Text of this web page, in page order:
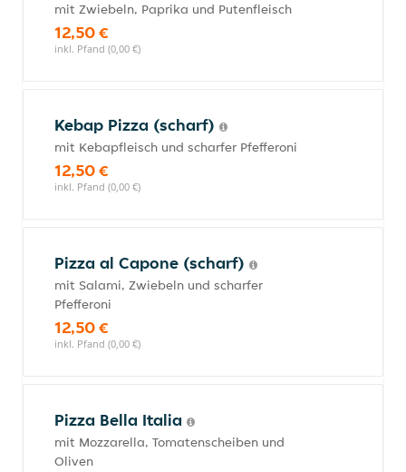
mit Zwiebeln, Paprika und Putenfleisch
12,50 €
inkl. Pfand (0,00 €)
Kebap Pizza (scharf)
mit Kebapfleisch und scharfer Pfefferoni
12,50 €
inkl. Pfand (0,00 €)
Pizza al Capone (scharf)
mit Salami, Zwiebeln und scharfer
Pfefferoni
12,50 €
inkl. Pfand (0,00 €)
Pizza Bella Italia
mit Mozzarella, Tomatenscheiben und
Oliven